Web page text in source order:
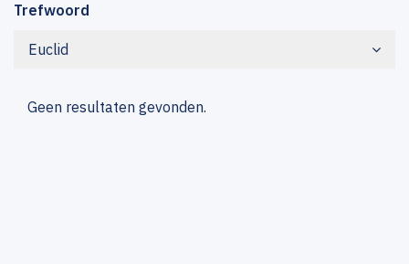
Trefwoord
Euclid
Geen resultaten gevonden.